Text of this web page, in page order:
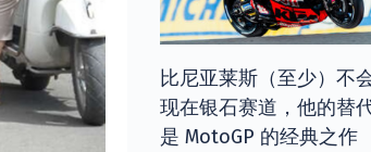
比尼亚莱斯（至少）不
现在银石赛道，他的替
是 MotoGP 的经典之作